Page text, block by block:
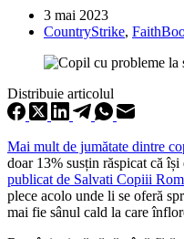
3 mai 2023
CountryStrike,
Distribuie articolul
Mai mult de jumătate dintre
doar 13% susțin răspicat că își
publicat de Salvati Copiii
plece acolo unde li se oferă
mai fie sânul cald la care